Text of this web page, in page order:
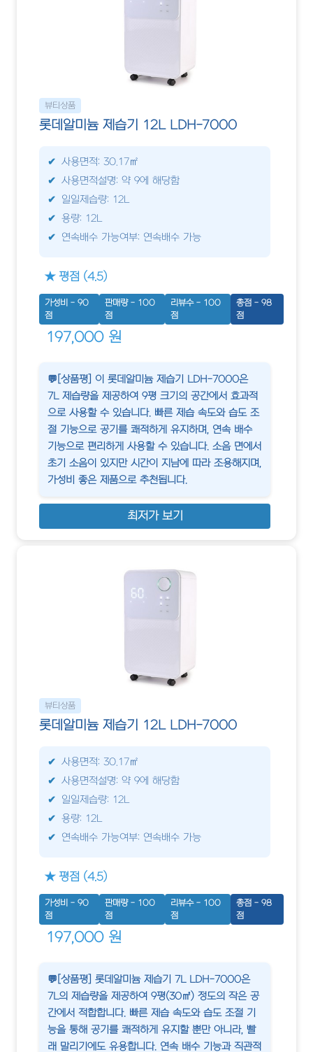
뷰티상품
롯데알미늄 제습기 12L LDH-7000
사용면적: 30.17㎡
사용면적설명: 약 9에 해당함
일일제습량: 12L
용량: 12L
연속배수 가능여부: 연속배수 가능
★ 평점 (4.5)
가성비 - 90
점
판매량 - 100
점
리뷰수 - 100
점
총점 - 98
점
197,000 원
💬[상품평] 이 롯데알미늄 제습기 LDH-7000은
7L 제습량을 제공하여 9평 크기의 공간에서 효과적
으로 사용할 수 있습니다. 빠른 제습 속도와 습도 조
절 기능으로 공기를 쾌적하게 유지하며, 연속 배수
기능으로 편리하게 사용할 수 있습니다. 소음 면에서
초기 소음이 있지만 시간이 지남에 따라 조용해지며,
가성비 좋은 제품으로 추천됩니다.
최저가 보기
뷰티상품
롯데알미늄 제습기 12L LDH-7000
사용면적: 30.17㎡
사용면적설명: 약 9에 해당함
일일제습량: 12L
용량: 12L
연속배수 가능여부: 연속배수 가능
★ 평점 (4.5)
가성비 - 90
점
판매량 - 100
점
리뷰수 - 100
점
총점 - 98
점
197,000 원
💬[상품평] 롯데알미늄 제습기 7L LDH-7000은
7L의 제습량을 제공하여 9평(30㎡) 정도의 작은 공
간에서 적합합니다. 빠른 제습 속도와 습도 조절 기
능을 통해 공기를 쾌적하게 유지할 뿐만 아니라, 빨
래 말리기에도 유용합니다. 연속 배수 기능과 직관적